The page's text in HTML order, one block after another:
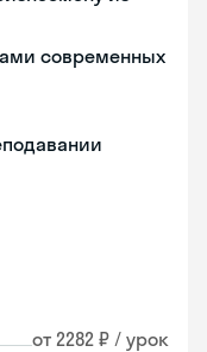
современных
от 2282 ₽ / урок